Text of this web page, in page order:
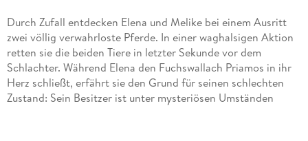
Durch Zufall entdecken Elena und Melike bei einem Ausritt
zwei völlig verwahrloste Pferde. In einer waghalsigen Aktion
retten sie die beiden Tiere in letzter Sekunde vor dem
Schlachter. Während Elena den Fuchswallach Priamos in ihr
Herz schließt, erfährt sie den Grund für seinen schlechten
Zustand: Sein Besitzer ist unter mysteriösen Umständen